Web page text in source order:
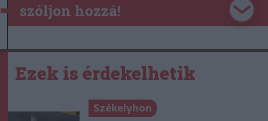
szóljon hozzá!
Ezek is érdekelhetik
Székelyhon